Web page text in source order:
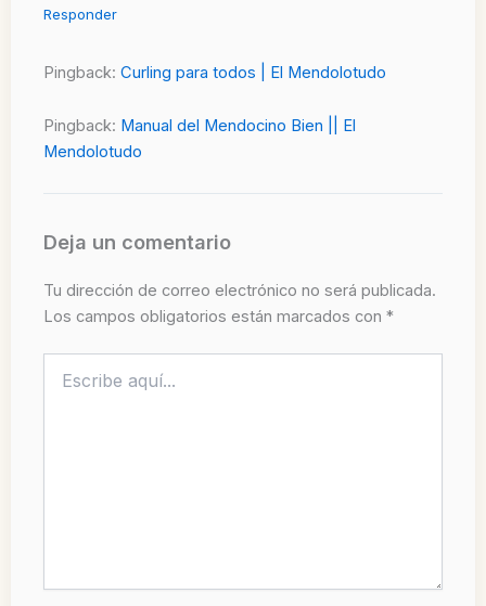
Responder
Pingback: Curling para todos | El Mendolotudo
Pingback: Manual del Mendocino Bien || El
Mendolotudo
Deja un comentario
Tu dirección de correo electrónico no será publicada.
Los campos obligatorios están marcados con *
aquí...